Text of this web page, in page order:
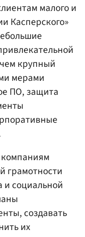
малого и
Касперского»
крупный
мерами
ПО, защита
грамотности
социальной
создавать
их